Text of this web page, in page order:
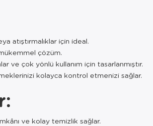
atıştırmalıklar için ideal.
çözüm.
ve çok yönlü kullanım için tasarlanmıştır.
kolayca kontrol etmenizi sağlar.
ve kolay temizlik sağlar.